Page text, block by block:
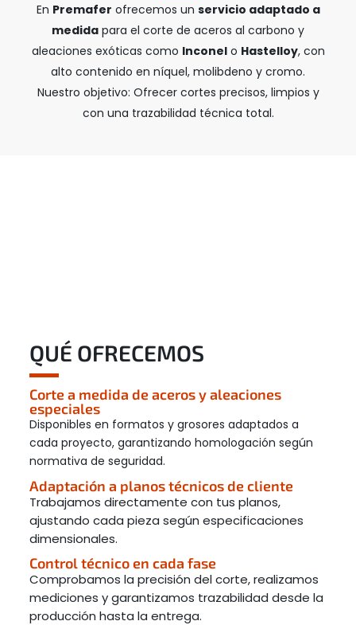
En Premafer ofrecemos un servicio adaptado a
medida para el corte de aceros al carbono y
aleaciones exóticas como Inconelo Hastelloy, con
alto contenido en níquel, molibdeno y cromo.
Nuestro objetivo: Ofrecer cortes precisos, limpios y
con una trazabilidad técnica total.
QUÉ OFRECEMOS
Corte a medida de aceros y aleaciones
especiales
Disponibles en formatos y grosores adaptados a
cada proyecto, garantizando homologación según
normativa de seguridad.
Adaptación a planos técnicos de cliente
Trabajamos directamente con tus planos,
ajustando cada pieza según especificaciones
dimensionales.
Control técnico en cada fase
Comprobamos la precisión del corte, realizamos
mediciones y garantizamos trazabilidad desde la
producción hasta la entrega.